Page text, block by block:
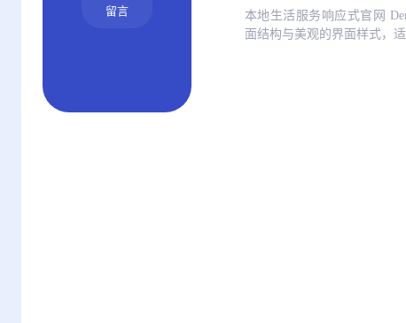
留言
本地生活服务响应式官网
面结构与美观的界面样式，适